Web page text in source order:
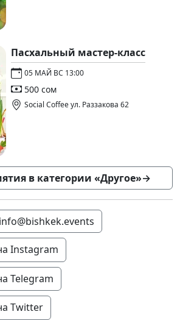
Пасхальный мастер-класс
05 МАЙ ВС 13:00
500 сом
Social Coffee ул. Раззакова 62
в категории «Другое»→
Instagram
Telegram
Twitter